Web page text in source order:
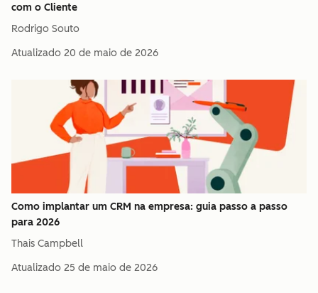
com o Cliente
Rodrigo Souto
Atualizado 20 de maio de 2026
Como implantar um CRM na empresa: guia passo a passo
para 2026
Thais Campbell
Atualizado 25 de maio de 2026